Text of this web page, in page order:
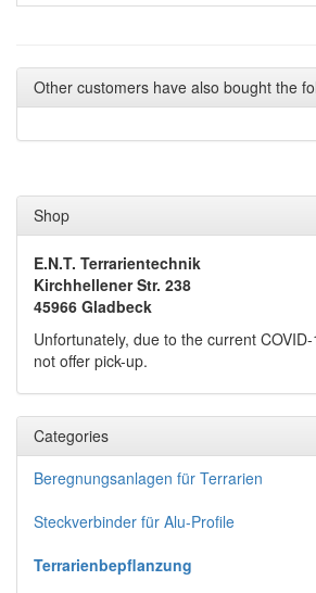
Other customers have also bought the
Shop
E.N.T. Terrarientechnik
Kirchhellener Str. 238
45966 Gladbeck
Unfortunately, due to the current
not offer pick-up.
Categories
Beregnungsanlagen für Terrarien
Steckverbinder für Alu-Profile
Terrarienbepflanzung